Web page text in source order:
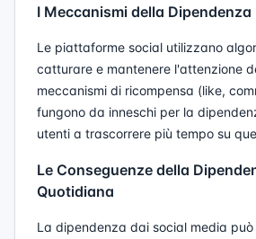
I Meccanismi della Dipendenza
Le piattaforme social utilizzano
catturare e mantenere l'attenzione
meccanismi di ricompensa (like,
fungono da inneschi per la
utenti a trascorrere più tempo su
Le Conseguenze della
Quotidiana
La dipendenza dai social media